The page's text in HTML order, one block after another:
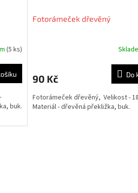
(5 ks)
buk.
Fotorámeček dřevěný
90 Kč Do
Fotorámeček dřevěný, Velikost -
Materiál - dřevěná překližka, buk.